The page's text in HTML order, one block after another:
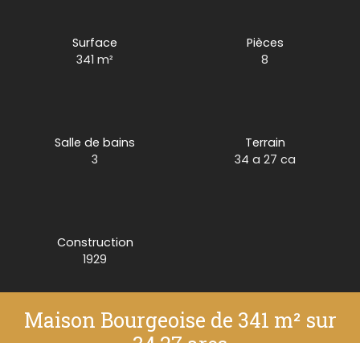
Surface
341m²
Pièces
8
Salle de bains
3
Terrain
34 a 27 ca
Construction
1929
Maison Bourgeoise de 341 m² sur